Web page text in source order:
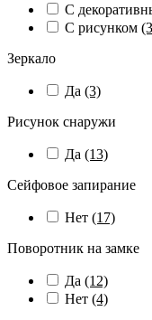
С
С рисунком
Зеркало
Да (3)
Рисунок снаружи
Да (13)
Сейфовое запирание
Нет (17)
Поворотник на замке
Да (12)
Нет (4)